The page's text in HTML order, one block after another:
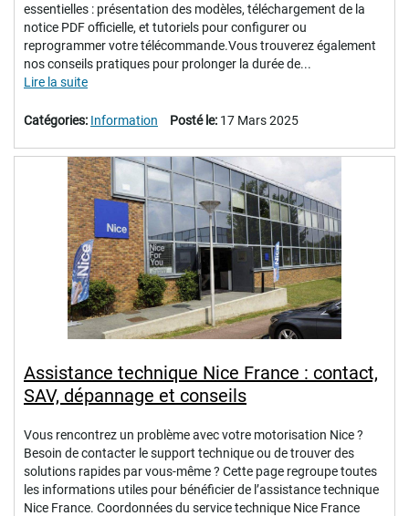
essentielles : présentation des modèles, téléchargement de la
notice PDF officielle, et tutoriels pour configurer ou
reprogrammer votre télécommande.Vous trouverez également
nos conseils pratiques pour prolonger la durée de...
Lire la suite
Catégories: Information Posté le: 17 Mars 2025
Assistance technique Nice France : contact,
SAV, dépannage et conseils
Vous rencontrez un problème avec votre motorisation Nice ?
Besoin de contacter le support technique ou de trouver des
solutions rapides par vous-même ? Cette page regroupe toutes
les informations utiles pour bénéficier de l’assistance technique
Nice France. Coordonnées du service technique Nice France